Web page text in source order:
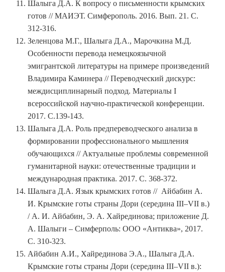
Шалыга Д.А. К вопросу о письменности крымских
готов // МАИЭТ. Симферополь. 2016. Вып. 21. С.
312-316.
Зеленцова М.Г., Шалыга Д.А., Марочкина М.Д.
Особенности перевода немецкоязычной
эмигрантской литературы на примере произведений
Владимира Каминера // Переводческий дискурс:
междисциплинарный подход. Материалы I
всероссийской научно-практической конференции.
2017. С.139-143.
Шалыга Д.А. Роль предпереводческого анализа в
формировании профессионального мышления
обучающихся // Актуальные проблемы современной
гуманитарной науки: отечественные традиции и
международная практика. 2017. С. 368-372.
Шалыга Д.А. Язык крымских готов // Айбабин А.
И. Крымские готы страны Дори (середина III–VII в.)
/ А. И. Айбабин, Э. А. Хайрединова; приложение Д.
А. Шалыги – Симферполь: ООО «Антиква», 2017.
С. 310-323.
Айбабин А.И., Хайрединова Э.А., Шалыга Д.А.
Крымские готы страны Дори (середина III–VII в.):